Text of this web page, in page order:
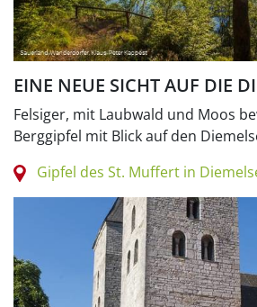
EINE NEUE SICHT AUF DIE
Felsiger, mit Laubwald und Moos
Berggipfel mit Blick auf den
Gipfel des St. Muffert in